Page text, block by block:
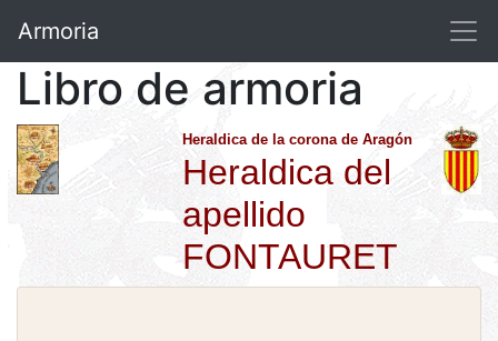
Armoria
Libro de armoria
Heraldica de la corona de Aragón
Heraldica del
apellido
FONTAURET